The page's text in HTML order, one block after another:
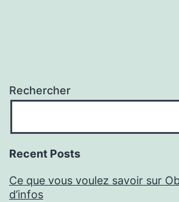
Rechercher
Recent Posts
Ce que vous voulez savoir sur
d’infos